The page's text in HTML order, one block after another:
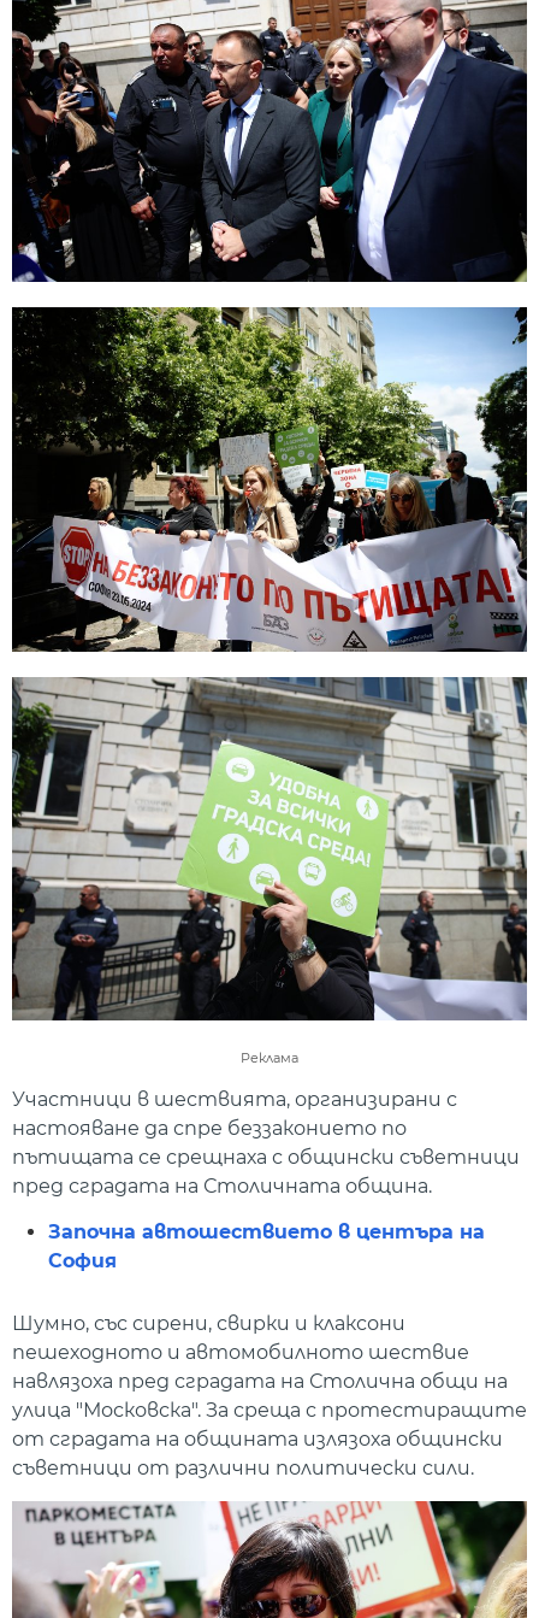
Реклама
Участници в шествията, организирани с
настояване да спре беззаконието по
пътищата се срещнаха с общински съветници
пред сградата на Столичната община.
Започна автошествието в центъра на
София
Шумно, със сирени, свирки и клаксони
пешеходното и автомобилното шествие
навлязоха пред сградата на Столична общи на
улица "Московска". За среща с протестиращите
от сградата на общината излязоха общински
съветници от различни политически сили.